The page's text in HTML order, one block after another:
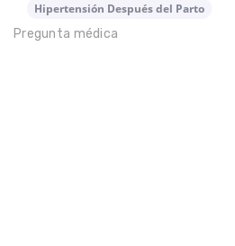
Hipertensión Después del Parto
Pregunta médica